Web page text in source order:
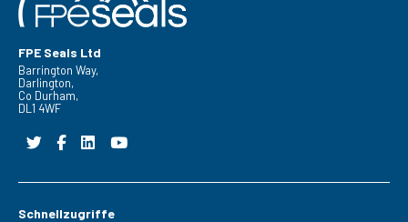
FPE Seals Ltd
Barrington Way,
Darlington,
Co Durham,
DL1 4WF
Schnellzugriffe